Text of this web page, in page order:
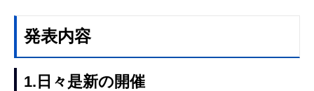
発表内容
1.日々是新の開催